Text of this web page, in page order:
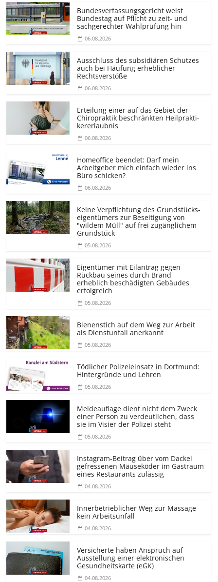
Bundesver­fassungsgericht weist
Bundestag auf Pflicht zu zeit- und
sachgerechter Wahlprüfung hin
06.08.2026
Ausschluss des subsidiären Schutzes
auch bei Häufung erheblicher
Rechtsverstöße
06.08.2026
Erteilung einer auf das Gebiet der
Chiropraktik beschränkten Heilprakti­
kererlaubnis
06.08.2026
Homeoffice beendet: Darf mein
Arbeitgeber mich einfach wieder ins
Büro schicken?
06.08.2026
Keine Verpflichtung des Grundstücks­
eigentümers zur Beseitigung von
"wildem Müll" auf frei zugänglichem
Grundstück
05.08.2026
Eigentümer mit Eilantrag gegen
Rückbau seines durch Brand
erheblich beschädigten Gebäudes
erfolgreich
05.08.2026
Bienenstich auf dem Weg zur Arbeit
als Dienstunfall anerkannt
05.08.2026
Tödlicher Polizeieinsatz in Dortmund:
Hintergründe und Lehren
05.08.2026
Meldeauflage dient nicht dem Zweck
einer Person zu verdeutlichen, dass
sie im Visier der Polizei steht
05.08.2026
Instagram-Beitrag über vom Dackel
gefressenen Mäuseköder im Gastraum
eines Restaurants zulässig
04.08.2026
Innerbetrieblicher Weg zur Massage
kein Arbeitsunfall
04.08.2026
Versicherte haben Anspruch auf
Ausstellung einer elektronischen
Gesundheitskarte (eGK)
04.08.2026